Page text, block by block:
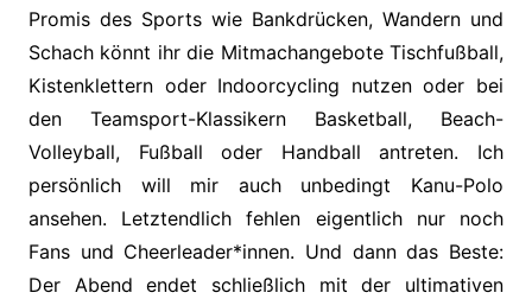
Promis des Sports wie Bankdrücken, Wandern und
Schach könnt ihr die Mitmachangebote Tischfußball,
Kistenklettern oder Indoorcycling nutzen oder bei
den Teamsport-Klassikern Basketball, Beach-
Volleyball, Fußball oder Handball antreten. Ich
persönlich will mir auch unbedingt Kanu-Polo
ansehen. Letztendlich fehlen eigentlich nur noch
Fans und Cheerleader*innen. Und dann das Beste:
Der Abend endet schließlich mit der ultimativen